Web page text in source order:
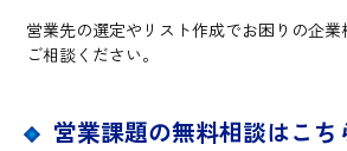
営業先の選定やリスト作成でお困りの企
ご相談ください。
営業課題の無料相談はこち